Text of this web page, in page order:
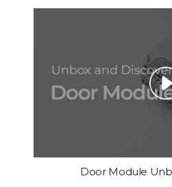
Door Module